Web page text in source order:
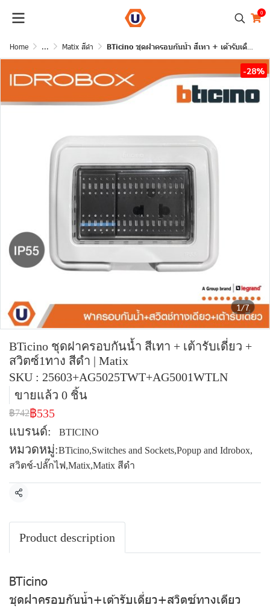
0
Home ... Matix สีดำ BTicino ชุดฝาครอบกันน้ำ สีเทา + เต้ารับเดี่ยว + สวิตซ์1ทาง สีดำ | Matix
1/7
-28%
BTicino ชุดฝาครอบกันน้ำ สีเทา + เต้ารับเดี่ยว +
สวิตซ์1ทาง สีดำ | Matix
SKU : 25603+AG5025TWT+AG5001WTLN
ขายแล้ว 0 ชิ้น
฿742฿535
แบรนด์:
BTICINO
หมวดหมู่:BTicino,Switches and Sockets,Popup and Idrobox,
สวิตช์-ปลั๊กไฟ,Matix,Matix สีดำ
แชร์
Product description
BTicino
ชุดฝาครอบกันน้ำ+เต้ารับเดี่ยว+สวิตซ์ทางเดียว